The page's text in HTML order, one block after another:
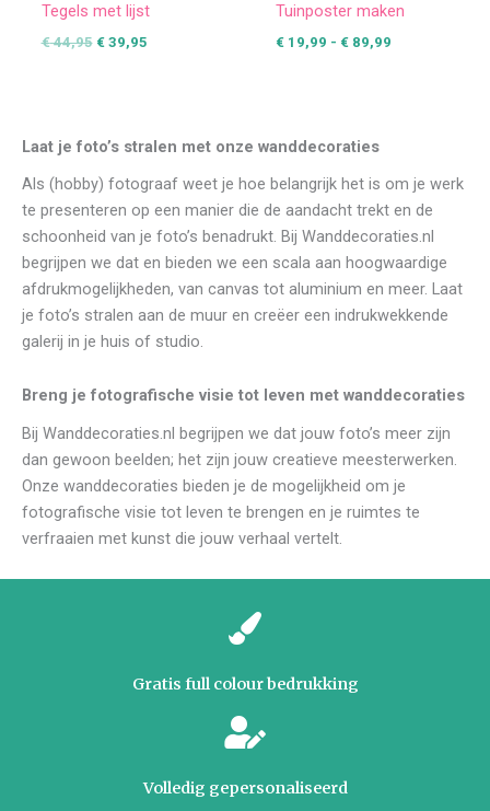
Tegels met lijst
€44,95 €39,95
Tuinposter maken
€19,99 - €89,99
Laat je foto’s stralen met onze wanddecoraties
Als (hobby) fotograaf weet je hoe belangrijk het is om je werk
te presenteren op een manier die de aandacht trekt en de
schoonheid van je foto’s benadrukt. Bij Wanddecoraties.nl
begrijpen we dat en bieden we een scala aan hoogwaardige
afdrukmogelijkheden, van canvas tot aluminium en meer. Laat
je foto’s stralen aan de muur en creëer een indrukwekkende
galerij in je huis of studio.
Breng je fotografische visie tot leven met wanddecoraties
Bij Wanddecoraties.nl begrijpen we dat jouw foto’s meer zijn
dan gewoon beelden; het zijn jouw creatieve meesterwerken.
Onze wanddecoraties bieden je de mogelijkheid om je
fotografische visie tot leven te brengen en je ruimtes te
verfraaien met kunst die jouw verhaal vertelt.
Gratis full colour bedrukking
Volledig gepersonaliseerd